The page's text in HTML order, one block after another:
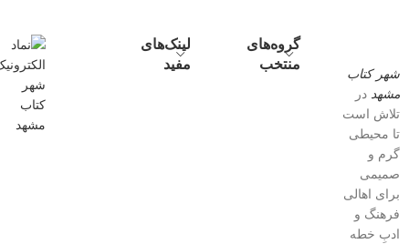
شهر کتاب
مشهد در
تلاش است
تا محیطی
گرم و
صمیمی
برای اهالی
فرهنگ و
ادبِ خطه
گروه‌های
منتخب
لینک‌های
مفید